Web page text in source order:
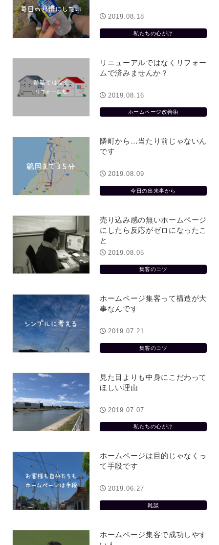
私たちの心がけ
2019.08.18
リニューアルではなくリフォー
ムで済みませんか？
ホームページ改善術
2019.08.16
隣町から…当たり前じゃないん
です
今日の出来事から
2019.08.09
売り込み感の無いホームページ
にしたら反応がゼロになったこ
と
集客のコツ
2019.08.05
ホームページ集客って構造が大
事なんです
集客のコツ
2019.07.21
見た目よりも中身にこだわって
ほしい理由
私たちの心がけ
2019.07.07
ホームページは目的じゃなくっ
て手段です
雑談
2019.06.27
ホームページ集客で成功しやす